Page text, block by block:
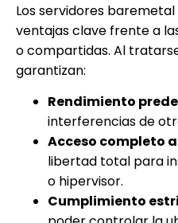
Los servidores
ventajas clave frente a
o compartidas. Al
garantizan:
Rendimiento
interferencias de
Acceso completo
libertad total para
o hipervisor.
Cumplimiento